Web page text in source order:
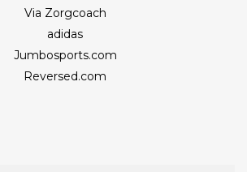
Via Zorgcoach
adidas
Jumbosports.com
Reversed.com